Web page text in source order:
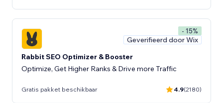
- 15%
Geverifieerd door Wix
Rabbit SEO Optimizer & Booster
Optimize, Get Higher Ranks & Drive more Traffic
Gratis pakket beschikbaar 4.9(2180)